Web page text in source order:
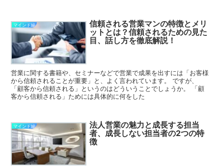
マインド編
信頼される営業マンの特徴とメリ
ットとは？信頼されるための見た
目、話し方を徹底解説！
営業に関する書籍や、セミナーなどで営業で成果を出すには「お客様
から信頼されることが重要」と、よく言われています。 ですが、
「顧客から信頼される」というのはどういうことでしょうか。 「顧
客から信頼される」ためには具体的に何をした
マインド編
法人営業の魅力と成長する担当
者、成長しない担当者の2つの特
徴